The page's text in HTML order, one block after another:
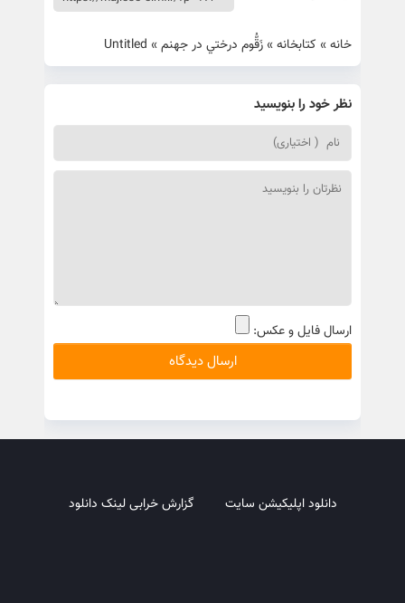
خانه» کتابخانه» زَقُّوم درختي در جهنم»
Untitled
نظر خود را بنویسید
ارسال فایل و عکس:
دانلود اپلیکیشن سایت گزارش خرابی لینک دانلود